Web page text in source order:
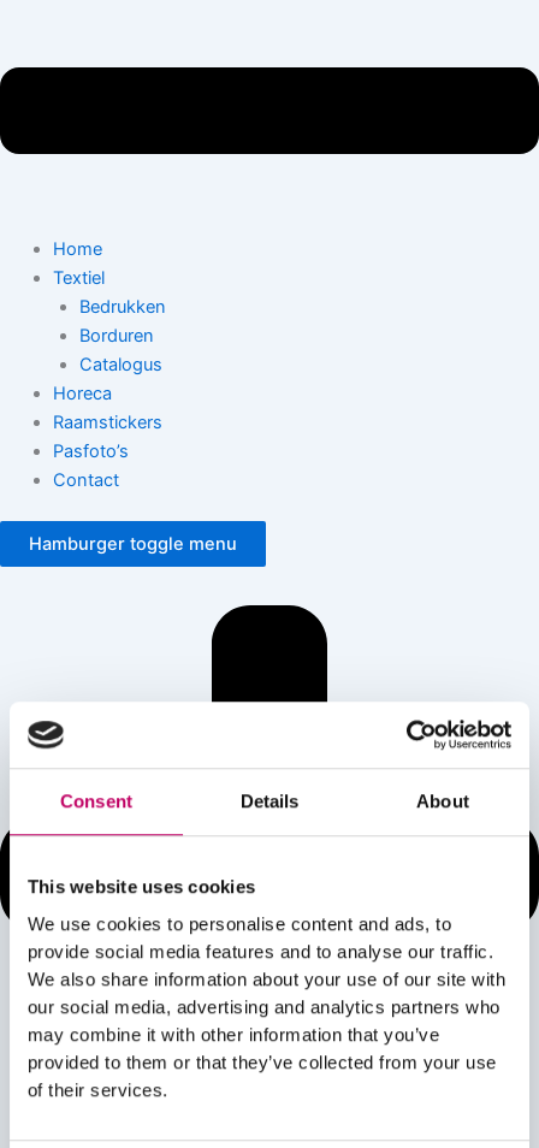
Consent Details About
This website uses cookies
We use cookies to personalise content and ads, to
provide social media features and to analyse our traffic.
We also share information about your use of our site with
our social media, advertising and analytics partners who
may combine it with other information that you’ve
provided to them or that they’ve collected from your use
of their services.
Home
Textiel
Bedrukken
Borduren
Catalogus
Horeca
Raamstickers
Pasfoto’s
Contact
Hamburger toggle menu